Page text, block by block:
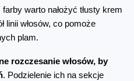
farby warto nałożyć tłusty krem
linii włosów, co pomoże
plam.
rozczesanie włosów, by
. Podzielenie ich na sekcje